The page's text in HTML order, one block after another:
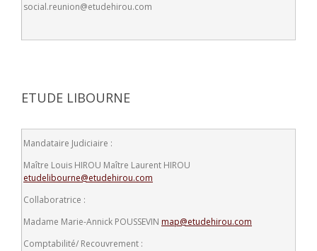
social.reunion@etudehirou.com
ETUDE LIBOURNE
Mandataire Judiciaire :
Maître Louis HIROU Maître Laurent HIROU
etudelibourne@etudehirou.com
Collaboratrice :
Madame Marie-Annick POUSSEVIN map@etudehirou.com
Comptabilité/ Recouvrement :